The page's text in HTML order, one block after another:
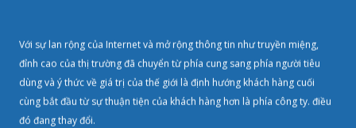
Với sự lan rộng của Internet và mở rộng thông tin như truyền miệng,
đỉnh cao của thị trường đã chuyển từ phía cung sang phía người tiêu
dùng và ý thức về giá trị của thế giới là định hướng khách hàng cuối
cùng bắt đầu từ sự thuận tiện của khách hàng hơn là phía công ty. điều
đó đang thay đổi.